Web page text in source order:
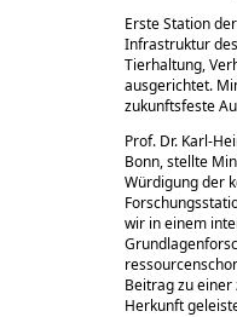
Erste Station
Infrastruktur
Tierhaltung,
ausgerichtet.
zukunftsfeste
Prof. Dr. Karl-
Bonn, stellte
Würdigung der
wir in einem
Beitrag zu
Herkunft